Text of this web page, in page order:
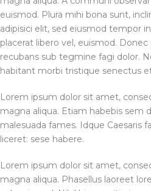
euismod. Plura mihi bona sunt,
adipisici elit, sed eiusmod tempor
placerat libero vel, euismod.
recubans sub tegmine fagi dolor.
habitant morbi tristique senectus
Lorem ipsum dolor sit amet,
magna aliqua. Etiam habebis sem
malesuada fames. Idque Caesaris
liceret: sese habere.
Lorem ipsum dolor sit amet,
magna aliqua. Phasellus laoreet